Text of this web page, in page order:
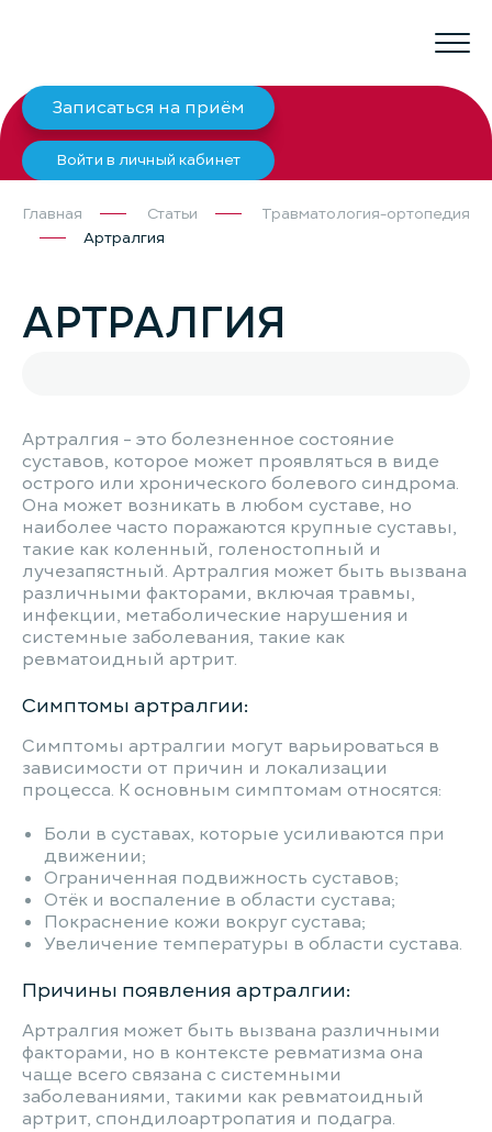
Записаться на приём
Войти в личный кабинет
Главная Статьи
Травматология-ортопедия
Артралгия
АРТРАЛГИЯ
Артралгия - это болезненное состояние
суставов, которое может проявляться в виде
острого или хронического болевого синдрома.
Она может возникать в любом суставе, но
наиболее часто поражаются крупные суставы,
такие как коленный, голеностопный и
лучезапястный. Артралгия может быть вызвана
различными факторами, включая травмы,
инфекции, метаболические нарушения и
системные заболевания, такие как
ревматоидный артрит.
Симптомы артралгии:
Симптомы артралгии могут варьироваться в
зависимости от причин и локализации
процесса. К основным симптомам относятся:
Боли в суставах, которые усиливаются при
движении;
Ограниченная подвижность суставов;
Отёк и воспаление в области сустава;
Покраснение кожи вокруг сустава;
Увеличение температуры в области сустава.
Причины появления артралгии:
Артралгия может быть вызвана различными
факторами, но в контексте ревматизма она
чаще всего связана с системными
заболеваниями, такими как ревматоидный
артрит, спондилоартропатия и подагра.